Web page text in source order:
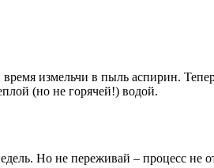
измельчи в пыль аспирин.
(но не горячей!) водой.
Но не переживай – процесс не